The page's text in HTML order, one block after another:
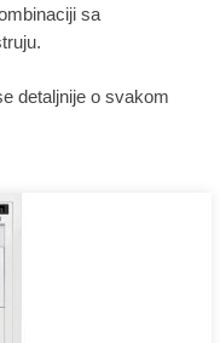
sa
detaljnije o svakom